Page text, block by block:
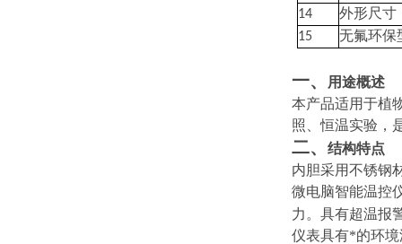
14
外形尺寸
15
无氟环保
一、
用途概述
本产品适用于植
照、恒温实验，
二、
结构特点
内胆采用不锈钢
微电脑智能温控
力。具有超温报
仪表具有*的环